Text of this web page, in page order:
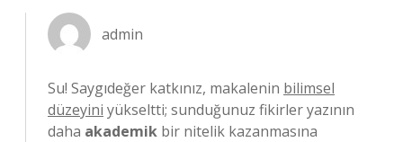
admin
Su! Saygıdeğer katkınız, makalenin bilimsel
düzeyini yükseltti; sunduğunuz fikirler yazının
daha akademik bir nitelik kazanmasına